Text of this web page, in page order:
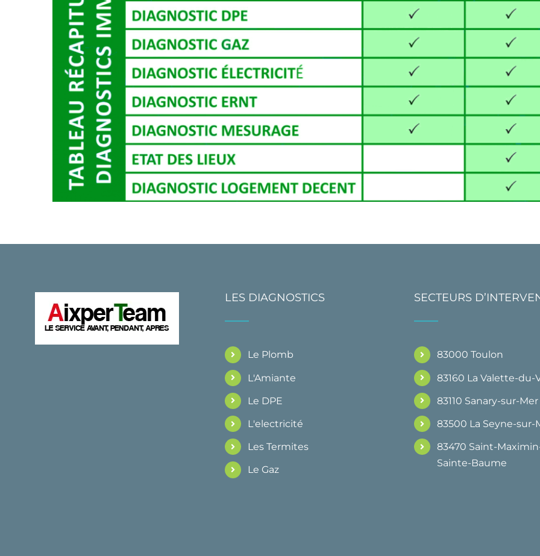
LES DIAGNOSTICS
Le Plomb
L'Amiante
Le DPE
L'electricité
Les Termites
Le Gaz
SECTEURS
83000 Toulon
83160 La Valette-du-
83110 Sanary-sur-Mer
83500 La Seyne-sur-
83470 Saint-
Sainte-Baume